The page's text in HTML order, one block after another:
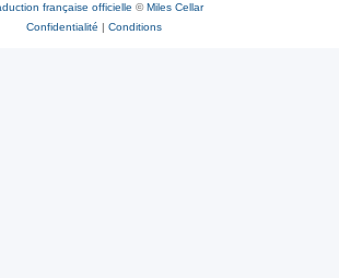
française officielle ©Miles Cellar
Confidentialité | Conditions